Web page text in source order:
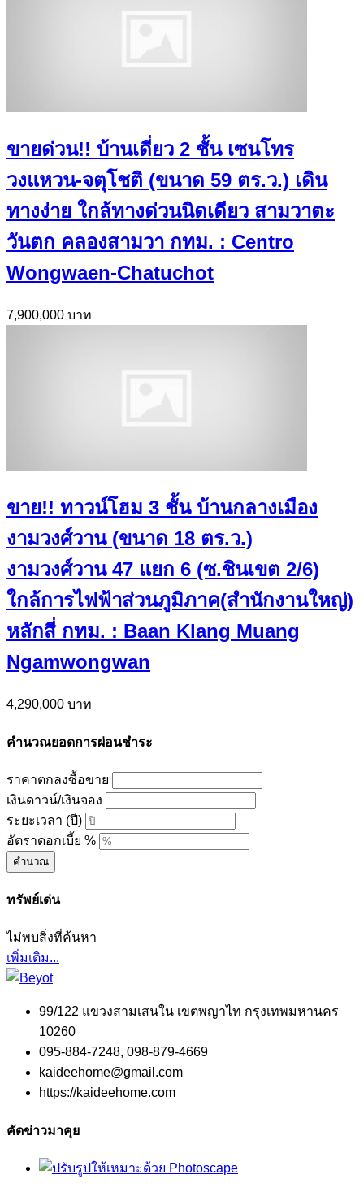
ขายด่วน!! บ้านเดี่ยว 2 ชั้น เซนโทร
วงแหวน-จตุโชติ (ขนาด 59 ตร.ว.) เดิน
ทางง่าย ใกล้ทางด่วนนิดเดียว สามวาตะ
วันตก คลองสามวา กทม. : Centro
Wongwaen-Chatuchot
7,900,000 บาท
ขาย!! ทาวน์โฮม 3 ชั้น บ้านกลางเมือง
งามวงศ์วาน (ขนาด 18 ตร.ว.)
งามวงศ์วาน 47 แยก 6 (ซ.ชินเขต 2/6)
ใกล้การไฟฟ้าส่วนภูมิภาค(สำนักงานใหญ่)
หลักสี่ กทม. : Baan Klang Muang
Ngamwongwan
4,290,000 บาท
คำนวณยอดการผ่อนชำระ
ราคาตกลงซื้อขาย
เงินดาวน์/เงินจอง
ระยะเวลา (ปี)
อัตราดอกเบี้ย %
คำนวณ
ทรัพย์เด่น
ไม่พบสิ่งที่ค้นหา
เพิ่มเติม...
99/122 แขวงสามเสนใน เขตพญาไท กรุงเทพมหานคร
10260
095-884-7248, 098-879-4669
kaideehome@gmail.com
https://kaideehome.com
คัดข่าวมาคุย